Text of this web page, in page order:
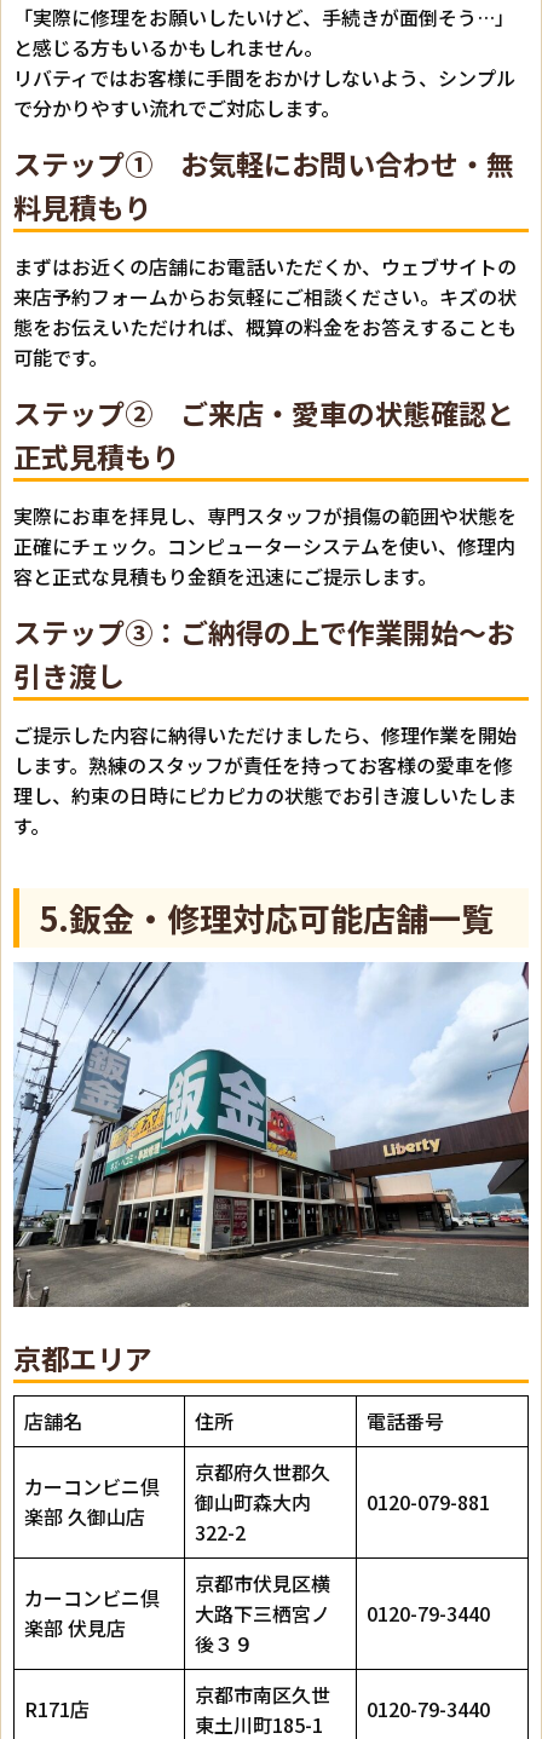
「実際に修理をお願いしたいけど、手続きが面倒そう…」
と感じる方もいるかもしれません。
リバティではお客様に手間をおかけしないよう、シンプル
で分かりやすい流れでご対応します。
ステップ① お気軽にお問い合わせ・無
料見積もり
まずはお近くの店舗にお電話いただくか、ウェブサイトの
来店予約フォームからお気軽にご相談ください。キズの状
態をお伝えいただければ、概算の料金をお答えすることも
可能です。
ステップ② ご来店・愛車の状態確認と
正式見積もり
実際にお車を拝見し、専門スタッフが損傷の範囲や状態を
正確にチェック。コンピューターシステムを使い、修理内
容と正式な見積もり金額を迅速にご提示します。
ステップ③：ご納得の上で作業開始～お
引き渡し
ご提示した内容に納得いただけましたら、修理作業を開始
します。熟練のスタッフが責任を持ってお客様の愛車を修
理し、約束の日時にピカピカの状態でお引き渡しいたしま
す。
5.鈑金・修理対応可能店舗一覧
京都エリア
店舗名 住所 電話番号
カーコンビニ倶
楽部 久御山店
京都府久世郡久
御山町森大内
322-2
0120-079-881
カーコンビニ倶
楽部 伏見店
京都市伏見区横
大路下三栖宮ノ
後３９
0120-79-3440
R171店
京都市南区久世
東土川町185-1
0120-79-3440